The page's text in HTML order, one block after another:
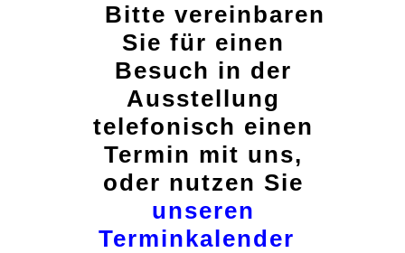
Bitte vereinbaren
Sie für einen
Besuch in der
Ausstellung
telefonisch einen
Termin mit uns,
oder nutzen Sie
unseren
Terminkalender